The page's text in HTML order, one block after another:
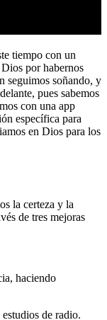
tiempo con un
por habernos
seguimos soñando, y
pues sabemos
con una app
específica para
en Dios para los
la certeza y la
de tres mejoras
haciendo
de radio.